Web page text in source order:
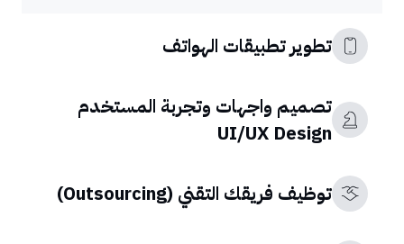
تطوير تطبيقات الهواتف
تصميم واجهات وتجربة المستخدم
UI/UX Design
توظيف فريقك التقني (Outsourcing)